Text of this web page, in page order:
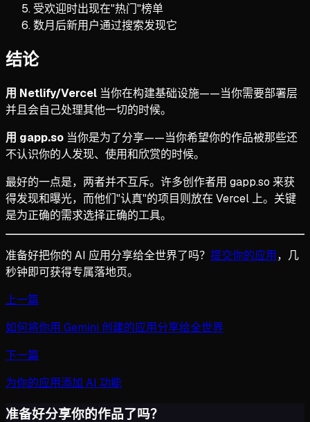
受欢迎时出现在"热门"榜单
数月后新用户通过搜索发现它
结论
用 Netlify/Vercel 当你在构建基础设施——当你需要部署层
并且会自己处理其他一切的时候。
用 gapp.so 当你是为了分享——当你希望你的作品被那些还
不认识你的人发现、使用和欣赏的时候。
最好的一点是，两者并不互斥。许多创作者用 gapp.so 来获
得发现和曝光，而他们"认真"的项目则放在 Vercel 上。关键
是为正确的需求选择正确的工具。
准备好把你的 AI 应用分享给全世界了吗？ 提交你的应用 ，几
秒钟即可获得专属落地页。
上一篇
如何将你用 Gemini 创建的应用分享给全世界
下一篇
为你的应用添加 AI 功能
准备好分享你的作品了吗？